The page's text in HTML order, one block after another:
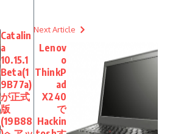
Catalin
a
10.15.1
Beta(1
9B77a)
が正式
版
(19B88
Next Article
Lenov
o
ThinkP
ad
X240
で
Hackin